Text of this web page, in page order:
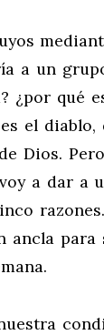
a un
¿por qué
el diablo,
Dios.
a dar a
ancla para